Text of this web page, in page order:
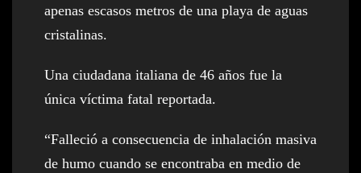
apenas escasos metros de una playa de aguas
cristalinas.
Una ciudadana italiana de 46 años fue la
única víctima fatal reportada.
“Falleció a consecuencia de inhalación masiva
de humo cuando se encontraba en medio de